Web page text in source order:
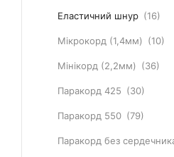
Еластичний шнур (16)
Мікрокорд (1,4мм) (10)
Мінікорд (2,2мм) (36)
Паракорд 425 (30)
Паракорд 550 (79)
Паракорд без